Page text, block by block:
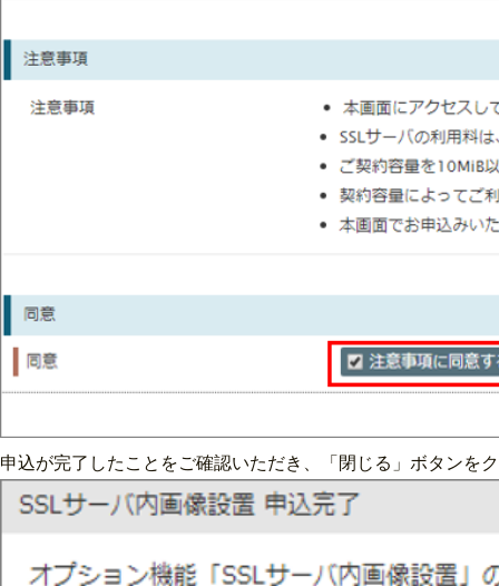
申込が完了したことをご確認いただき、「閉じる」ボタンを